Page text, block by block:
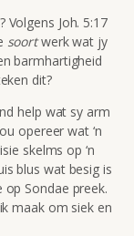
Volgens Joh. 5:17
soortwerk wat jy
barmhartigheid
dit?
help wat sy arm
opereer wat ‘n
skelms op ‘n
blus wat besig is
Sondae preek.
maak om siek en